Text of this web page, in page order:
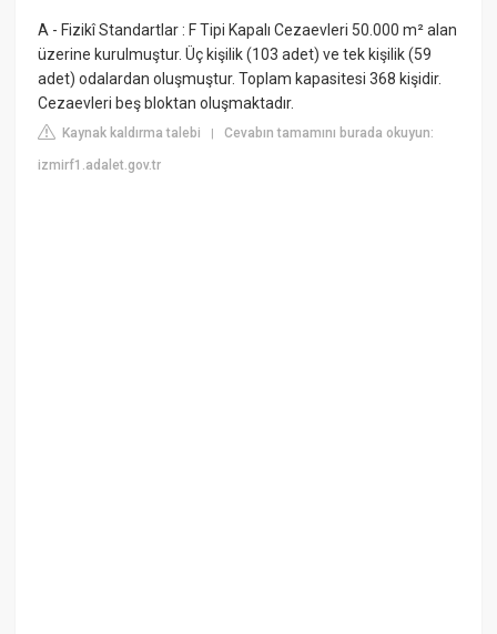
A - Fizikî Standartlar : F Tipi Kapalı Cezaevleri 50.000 m² alan
üzerine kurulmuştur. Üç kişilik (103 adet) ve tek kişilik (59
adet) odalardan oluşmuştur. Toplam kapasitesi 368 kişidir.
Cezaevleri beş bloktan oluşmaktadır.
Kaynak kaldırma talebi |Cevabın tamamını burada okuyun:
izmirf1.adalet.gov.tr